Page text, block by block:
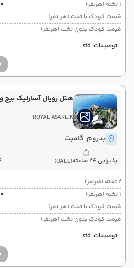
1 تخته (هرنفر)
قیمت کودک با تخت (هر نفر)
قیمت کودک بدون تخت (هرنفر)
توضیحات: std
هتل رویال آسارلیک بیچ
ROYAL ASARLIK
بدروم, گامبت
پذیرایی 24 ساعته (UALL)
6
2 تخته (هرنفر)
1 تخته (هرنفر)
قیمت کودک با تخت (هر نفر)
قیمت کودک بدون تخت (هرنفر)
توضیحات: std